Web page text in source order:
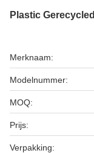
Plastic
Merknaam:
Modelnummer:
MOQ:
Prijs:
Verpakking: